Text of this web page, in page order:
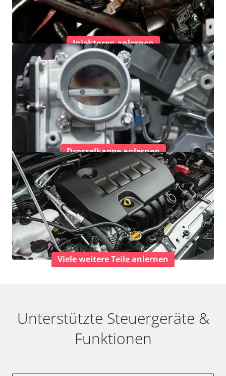
Injektoren anlernen
Drosselkappe anlernen
Viele weitere Teile anlernen
Unterstützte Steuergeräte &
Funktionen